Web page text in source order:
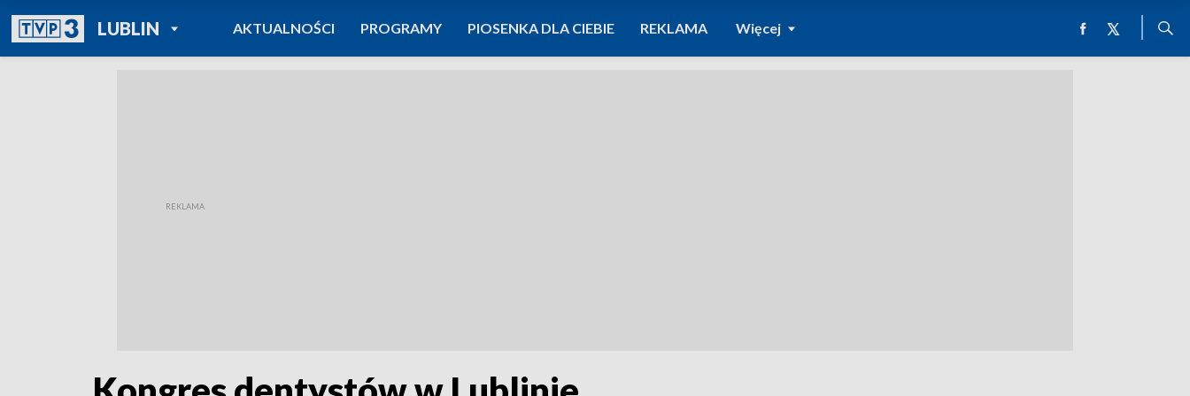
LUBLINPOWRÓT DO
TVP REGIONY
AKTUALNOŚCI PROGRAMY PIOSENKA DLA CIEBIE REKLAMA Więcej